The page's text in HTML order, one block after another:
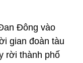
Đông vào
gian đoàn tàu
rời thành phố